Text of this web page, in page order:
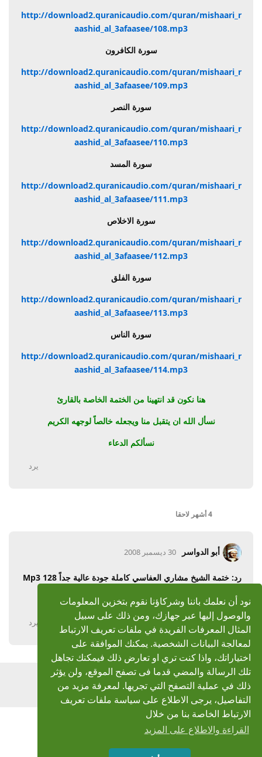
نود أن نعلمك باننا وشركاؤنا نقوم بتخزين المعلومات
والوصول إليها عبر جهازك، ومن ذلك على سبيل
المثال المعرفات الفريدة في ملفات تعريف الارتباط
لمعالجة البيانات الشخصية. يمكنك الموافقة على
اختياراتك، واذا كنت تري او تعارض ذلك فيمكنك تجاهل
تلك الرسالة والمضي قدما فى تصفح الموقع، ولن يؤثر
ذلك في عملية التصفح التي تجريها. لمعرفة مزيد من
التفاصيل، يرجى الاطلاع على سياسة ملفات تعريف
الارتباط الخاصة بنا من خلال
القراءة والاطلاع على المزيد
http://download2.quranicaudio.com/quran/mishaari_r
aashid_al_3afaasee/108.mp3
سورة الكافرون
http://download2.quranicaudio.com/quran/mishaari_r
aashid_al_3afaasee/109.mp3
سورة النصر
http://download2.quranicaudio.com/quran/mishaari_r
aashid_al_3afaasee/110.mp3
سورة المسد
http://download2.quranicaudio.com/quran/mishaari_r
aashid_al_3afaasee/111.mp3
سورة الاخلاص
http://download2.quranicaudio.com/quran/mishaari_r
aashid_al_3afaasee/112.mp3
سورة الفلق
http://download2.quranicaudio.com/quran/mishaari_r
aashid_al_3afaasee/113.mp3
سورة الناس
http://download2.quranicaudio.com/quran/mishaari_r
aashid_al_3afaasee/114.mp3
هنا نكون قد انتهينا من الختمة الخاصة بالقارئ
نسأل الله ان يتقبل منا ويجعله خالصاً لوجهه الكريم
نسألكم الدعاء
يرد
4 أشهر لاحقا
أبو الدواسر 30 ديسمبر 2008
رد: ختمة الشيخ مشاري العفاسي كاملة جودة عالية جداً Mp3 128
جزاك الله خير .
يرد
اضف رد